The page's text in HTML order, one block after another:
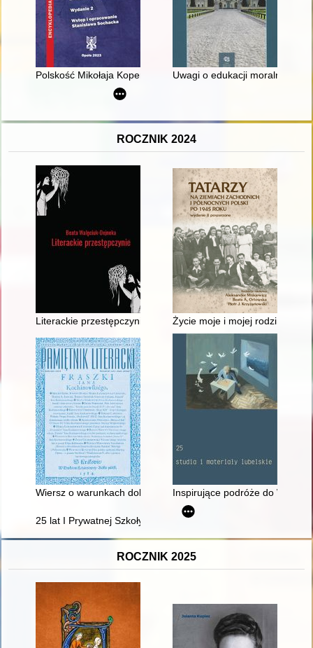
Polskość Mikołaja Kopernika z rodu ŚlązakaUwagi o edukacji moralnej
ROCZNIK 2024
Literackie przestępczynie : obrazy kobiecych demonów w
Życie moje i mojej rodziny na
Wiersz o warunkach dobrej spowiedzi z inkunabułu Biblioteki
Inspirujące podróże do
25 lat I Prywatnej Szkoły Podstawowej w Sierpcu : praca
ROCZNIK 2025